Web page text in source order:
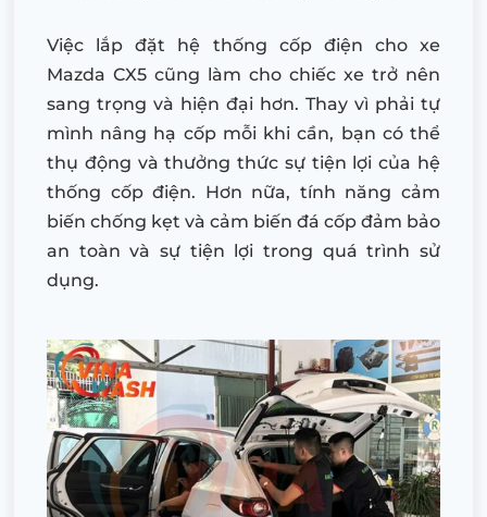
Việc lắp đặt hệ thống cốp điện cho xe
Mazda CX5 cũng làm cho chiếc xe trở nên
sang trọng và hiện đại hơn. Thay vì phải tự
mình nâng hạ cốp mỗi khi cần, bạn có thể
thụ động và thưởng thức sự tiện lợi của hệ
thống cốp điện. Hơn nữa, tính năng cảm
biến chống kẹt và cảm biến đá cốp đảm bảo
an toàn và sự tiện lợi trong quá trình sử
dụng.